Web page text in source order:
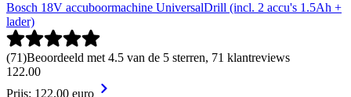
Bosch 18V accuboormachine UniversalDrill (incl. 2 accu's 1.5Ah +
lader)
(71)Beoordeeld met 4.5 van de 5 sterren, 71 klantreviews
122.00
Prijs: 122.00 euro